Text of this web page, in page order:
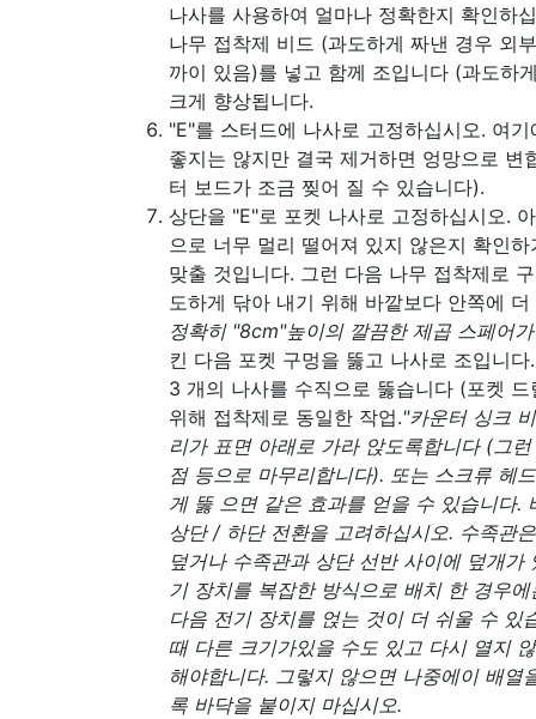
나사를 사용하여 얼마나 정확한지 확인하
나무 접착제 비드 (과도하게 짜낸 경우 외
까이 있음)를 넣고 함께 조입니다 (과도하
크게 향상됩니다.
"E"를 스터드에 나사로 고정하십시오. 여
좋지는 않지만 결국 제거하면 엉망으로 변
터 보드가 조금 찢어 질 수 있습니다).
상단을 "E"로 포켓 나사로 고정하십시오.
으로 너무 멀리 떨어져 있지 않은지 확인
맞출 것입니다. 그런 다음 나무 접착제로
도하게 닦아 내기 위해 바깥보다 안쪽에
정확히 "8cm"높이의 깔끔한 제곱 스페어
킨 다음 포켓 구멍을 뚫고 나사로 조입니
3 개의 나사를 수직으로 뚫습니다 (포켓
위해 접착제로 동일한 작업."카운터 싱크
리가 표면 아래로 가라 앉도록합니다 (그
점 등으로 마무리합니다). 또는 스크류 헤
게 뚫 으면 같은 효과를 얻을 수 있습니다.
상단 / 하단 전환을 고려하십시오. 수족관
덮거나 수족관과 상단 선반 사이에 덮개가
기 장치를 복잡한 방식으로 배치 한 경우
다음 전기 장치를 얹는 것이 더 쉬울 수 있
때 다른 크기가있을 수도 있고 다시 열지
해야합니다. 그렇지 않으면 나중에이 배열
록 바닥을 붙이지 마십시오.